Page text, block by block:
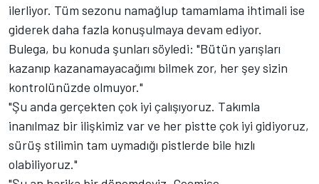
ilerliyor. Tüm sezonu namağlup tamamlama ihtimali ise
giderek daha fazla konuşulmaya devam ediyor.
Bulega, bu konuda şunları söyledi: "Bütün yarışları
kazanıp kazanamayacağımı bilmek zor, her şey sizin
kontrolünüzde olmuyor."
"Şu anda gerçekten çok iyi çalışıyoruz. Takımla
inanılmaz bir ilişkimiz var ve her pistte çok iyi gidiyoruz,
sürüş stilimin tam uymadığı pistlerde bile hızlı
olabiliyoruz."